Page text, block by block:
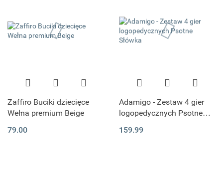
Zaffiro Buciki dziecięce
Wełna premium Beige
79.00
Adamigo - Zestaw 4 gier
logopedycznych Psotne
159.99